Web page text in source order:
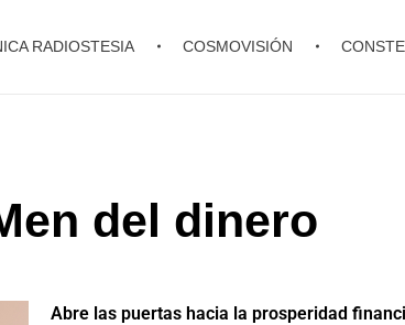
RADIOSTESIA COSMOVISIÓN
del dinero
Abre las puertas hacia la prosperidad